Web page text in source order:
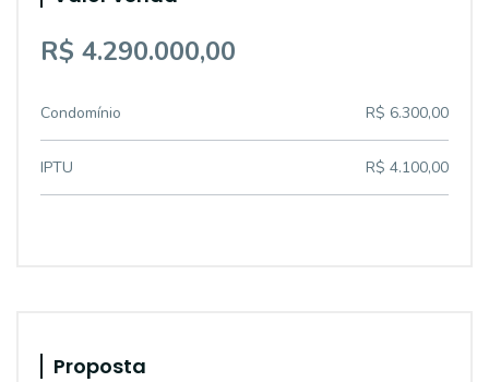
R$ 4.290.000,00
Condomínio R$ 6.300,00
IPTU R$ 4.100,00
Proposta